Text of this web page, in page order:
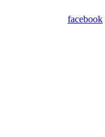
facebook